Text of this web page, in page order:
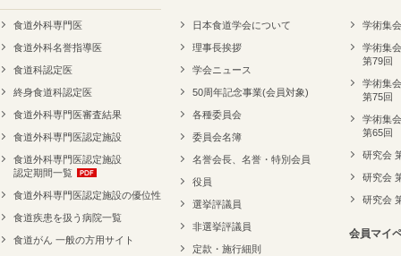
食道外科専門医
食道外科名誉指導医
食道科認定医
終身食道科認定医
食道外科専門医審査結果
食道外科専門医認定施設
食道外科専門医認定施設
認定期間一覧
食道外科専門医認定施設の優位性
食道疾患を扱う病院一覧
食道がん 一般の方用サイト
日本食道学会について
理事長挨拶
学会ニュース
50周年記念事業(会員対象)
各種委員会
委員会名簿
名誉会長、名誉・特別会員
役員
選挙評議員
非選挙評議員
定款・施行細則
学術集
学術集
第79回
学術集
第75回
学術集
第65回
研究会
研究会
研究会
会員マイ